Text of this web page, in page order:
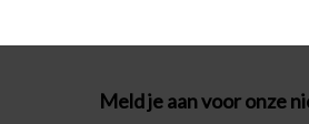
Meld je aan voor onze